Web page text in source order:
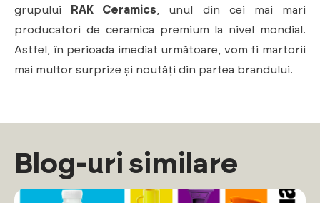
grupului
RAK Ceramics , unul din cei mai mari
producatori de ceramica premium la nivel mondial.
Astfel, în perioada imediat următoare, vom fi martorii
mai multor surprize și noutăți din partea brandului.
Blog-uri similare